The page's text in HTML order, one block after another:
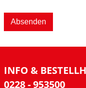
Absenden
INFO &
0228 - 953500